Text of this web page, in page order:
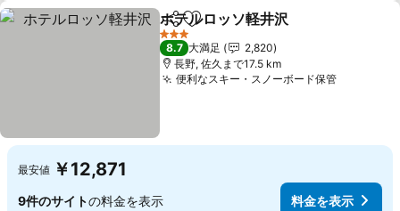
シェアお気に入りに追加
ホテルロッソ軽井沢
3 ホテルのランク
8.7 大満足
2,820
長野, 佐久まで17.5 km
便利なスキー・スノーボード保管料金を表
最安値 ￥12,871
9件のサイトの料金を表示 料金を表示